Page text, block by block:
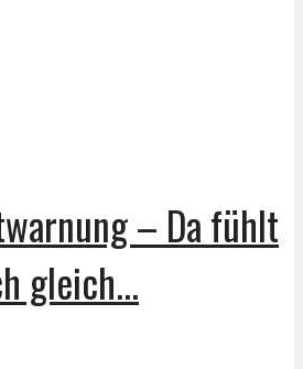
– Da fühlt
gleich...